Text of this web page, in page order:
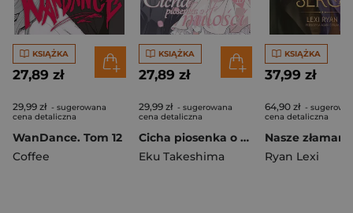
KSIĄŻKA
27,89 zł
29,99 zł - sugerowana
cena detaliczna
WanDance. Tom 12
Coffee
KSIĄŻKA
27,89 zł
29,99 zł - sugerowana
cena detaliczna
Cicha piosenka o miłości. Tom 10
Eku Takeshima
KSIĄŻKA
37,99 zł
64,90 zł -
cena detaliczna
Ryan Lexi